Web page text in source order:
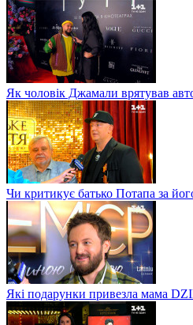
Як чоловік Джамали врятував
Чи критикує батько Потапа за
Які подарунки привезла мама